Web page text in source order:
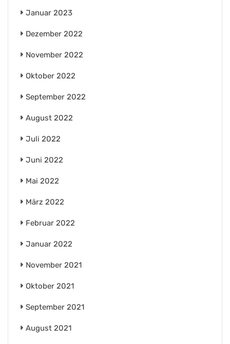
Januar 2023
Dezember 2022
November 2022
Oktober 2022
September 2022
August 2022
Juli 2022
Juni 2022
Mai 2022
März 2022
Februar 2022
Januar 2022
November 2021
Oktober 2021
September 2021
August 2021